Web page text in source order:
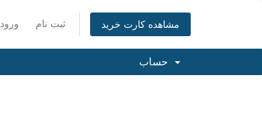
ورود ثبت نام مشاهده کارت خرید